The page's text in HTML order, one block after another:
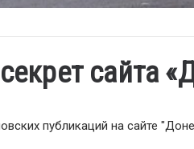
сайта
публикаций на сайте